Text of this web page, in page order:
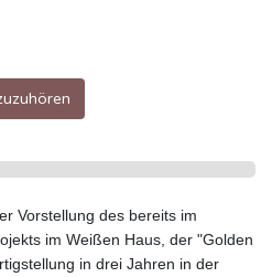
Vorstellung des bereits im
im Weißen Haus, der "Golden
in drei Jahren in der